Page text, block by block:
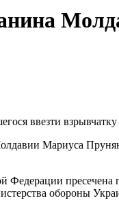
Мариуса
Федерации
обороны